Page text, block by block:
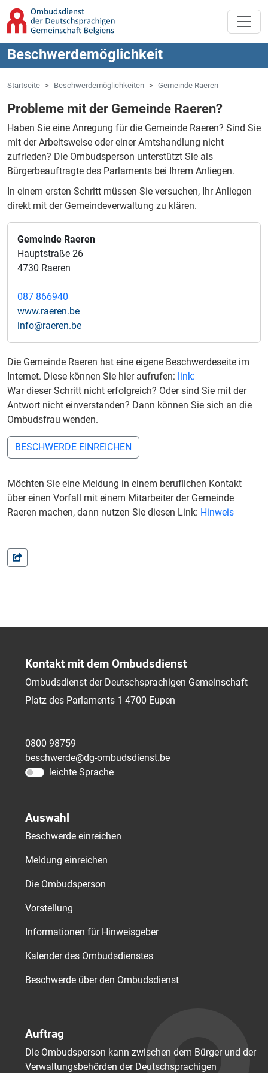
Zum Hauptinhalt springen
Beschwerdemöglichkeit
Startseite Beschwerdemöglichkeiten Gemeinde Raeren
Probleme mit der Gemeinde Raeren?
Haben Sie eine Anregung für die Gemeinde Raeren? Sind Sie
mit der Arbeitsweise oder einer Amtshandlung nicht
zufrieden? Die Ombudsperson unterstützt Sie als
Bürgerbeauftragte des Parlaments bei Ihrem Anliegen.
In einem ersten Schritt müssen Sie versuchen, Ihr Anliegen
direkt mit der Gemeindeverwaltung zu klären.
Gemeinde Raeren
Hauptstraße 26
4730 Raeren
087 866940
www.raeren.be
info@raeren.be
Die Gemeinde Raeren hat eine eigene Beschwerdeseite im
Internet. Diese können Sie hier aufrufen: link:
War dieser Schritt nicht erfolgreich? Oder sind Sie mit der
Antwort nicht einverstanden? Dann können Sie sich an die
Ombudsfrau wenden.
BESCHWERDE EINREICHEN
Möchten Sie eine Meldung in einem beruflichen Kontakt
über einen Vorfall mit einem Mitarbeiter der Gemeinde
Raeren machen, dann nutzen Sie diesen Link: Hinweis
Kontakt mit dem Ombudsdienst
Ombudsdienst der Deutschsprachigen Gemeinschaft
Platz des Parlaments 1 4700 Eupen
0800 98759
beschwerde@dg-ombudsdienst.be
leichte Sprache
Auswahl
Beschwerde einreichen
Meldung einreichen
Die Ombudsperson
Vorstellung
Informationen für Hinweisgeber
Kalender des Ombudsdienstes
Beschwerde über den Ombudsdienst
Auftrag
Die Ombudsperson kann zwischen dem Bürger und der
Verwaltungsbehörden der Deutschsprachigen